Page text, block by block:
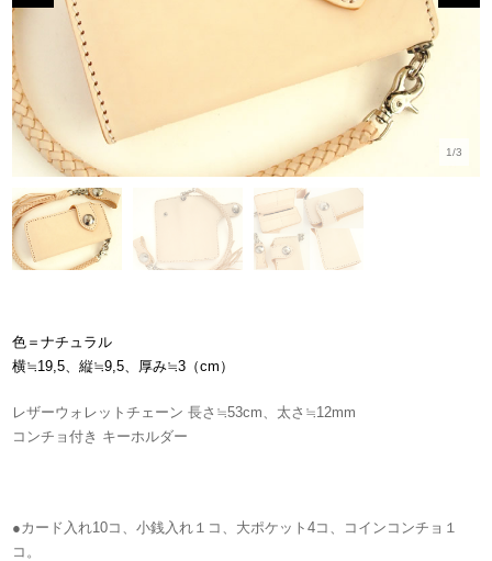
1/3
色＝ナチュラル
横≒19,5、縦≒9,5、厚み≒3 （cm）
レザーウォレットチェーン 長さ≒53cm、太さ≒12mm
コンチョ付き キーホルダー
●カード入れ10コ、小銭入れ１コ、大ポケット4コ、コインコンチョ１
コ。